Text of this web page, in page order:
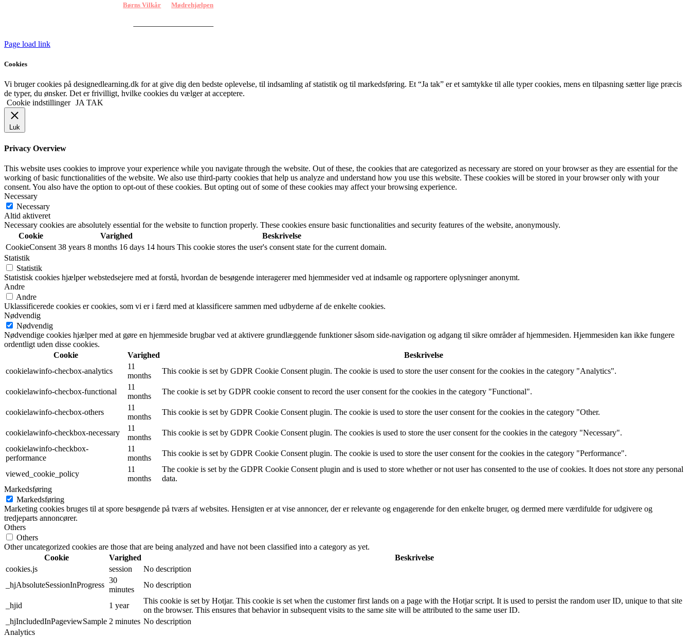
Støtter viBørns Vilkår ogMødrehjælpen
Page load link
Cookies
Vi bruger cookies på designedlearning.dk for at give dig den bedste oplevelse, til indsamling af statistik og til markedsføring. Et “Ja tak” er et samtykke til alle typer cookies, mens en tilpasning sætter lige præcis
de typer, du ønsker. Det er frivilligt, hvilke cookies du vælger at acceptere.
Cookie indstillinger JA TAK
Luk
Privacy Overview
This website uses cookies to improve your experience while you navigate through the website. Out of these, the cookies that are categorized as necessary are stored on your browser as they are essential for the
working of basic functionalities of the website. We also use third-party cookies that help us analyze and understand how you use this website. These cookies will be stored in your browser only with your
consent. You also have the option to opt-out of these cookies. But opting out of some of these cookies may affect your browsing experience.
Necessary
Necessary
Altid aktiveret
Necessary cookies are absolutely essential for the website to function properly. These cookies ensure basic functionalities and security features of the website, anonymously.
Cookie
Varighed
Beskrivelse
CookieConsent 38 years 8 months 16 days 14 hours This cookie stores the user's consent state for the current domain.
Statistik
Statistik
Statistisk cookies hjælper webstedsejere med at forstå, hvordan de besøgende interagerer med hjemmesider ved at indsamle og rapportere oplysninger anonymt.
Andre
Andre
Uklassificerede cookies er cookies, som vi er i færd med at klassificere sammen med udbyderne af de enkelte cookies.
Nødvendig
Nødvendig
Nødvendige cookies hjælper med at gøre en hjemmeside brugbar ved at aktivere grundlæggende funktioner såsom side-navigation og adgang til sikre områder af hjemmesiden. Hjemmesiden kan ikke fungere
ordentligt uden disse cookies.
Cookie
Varighed
Beskrivelse
cookielawinfo-checbox-analytics
11
months
This cookie is set by GDPR Cookie Consent plugin. The cookie is used to store the user consent for the cookies in the category "Analytics".
cookielawinfo-checbox-functional
11
months
The cookie is set by GDPR cookie consent to record the user consent for the cookies in the category "Functional".
cookielawinfo-checbox-others
11
months
This cookie is set by GDPR Cookie Consent plugin. The cookie is used to store the user consent for the cookies in the category "Other.
cookielawinfo-checkbox-necessary
11
months
This cookie is set by GDPR Cookie Consent plugin. The cookies is used to store the user consent for the cookies in the category "Necessary".
cookielawinfo-checkbox-
performance
11
months
This cookie is set by GDPR Cookie Consent plugin. The cookie is used to store the user consent for the cookies in the category "Performance".
viewed_cookie_policy
11
months
The cookie is set by the GDPR Cookie Consent plugin and is used to store whether or not user has consented to the use of cookies. It does not store any personal
data.
Markedsføring
Markedsføring
Marketing cookies bruges til at spore besøgende på tværs af websites. Hensigten er at vise annoncer, der er relevante og engagerende for den enkelte bruger, og dermed mere værdifulde for udgivere og
tredjeparts annoncører.
Others
Others
Other uncategorized cookies are those that are being analyzed and have not been classified into a category as yet.
Cookie
Varighed
Beskrivelse
cookies.js
session
No description
_hjAbsoluteSessionInProgress
30
minutes
No description
_hjid 1 year
This cookie is set by Hotjar. This cookie is set when the customer first lands on a page with the Hotjar script. It is used to persist the random user ID, unique to that site
on the browser. This ensures that behavior in subsequent visits to the same site will be attributed to the same user ID.
_hjIncludedInPageviewSample 2 minutes No description
Analytics